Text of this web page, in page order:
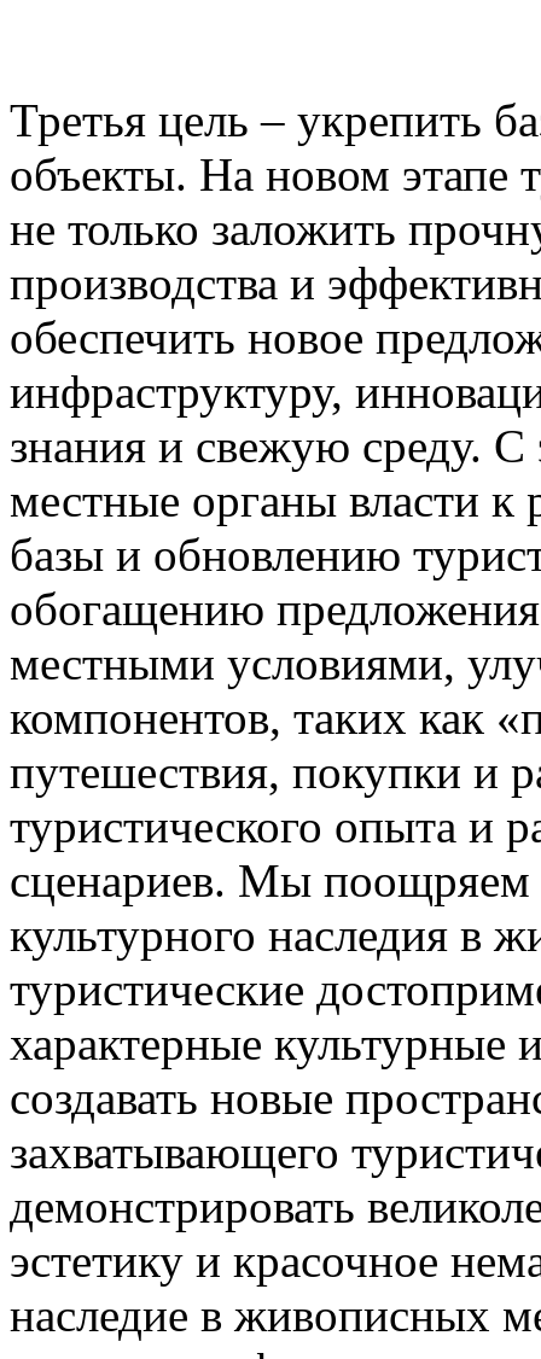
Третья цель – укрепить
объекты. На новом этапе
не только заложить
производства и
обеспечить новое
инфраструктуру,
знания и свежую среду.
местные органы власти
базы и обновлению
обогащению
местными условиями,
компонентов, таких как
путешествия, покупки и
туристического опыта и
сценариев. Мы поощряем
культурного наследия в
туристические
характерные культурные
создавать новые
захватывающего
демонстрировать
эстетику и красочное
наследие в живописных